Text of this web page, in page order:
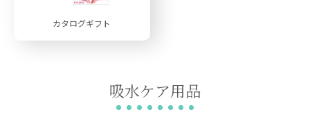
カタログギフト
吸水ケア用品